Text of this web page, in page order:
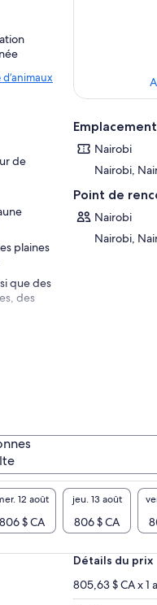
d’animaux
de
plaines
que des
des
Nairobi
Nairobi,
Point de
Nairobi
Nairobi,
12 août
806 $ CA
jeu. 13 août
806 $ CA
Détails du prix
805,63 $ CA x 1